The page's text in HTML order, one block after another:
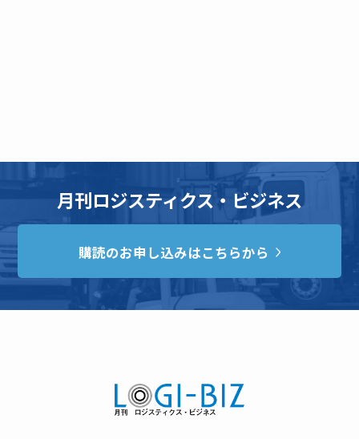
月刊ロジスティクス・ビジネス
購読のお申し込みはこちらから